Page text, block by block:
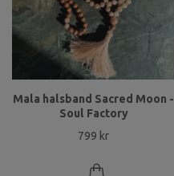
Mala halsband Sacred Moon -
Soul Factory
799 kr